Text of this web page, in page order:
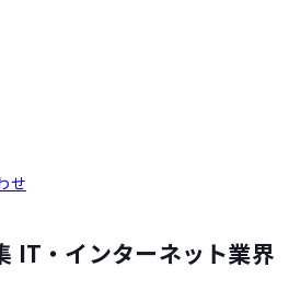
せ
IT・インターネット業界